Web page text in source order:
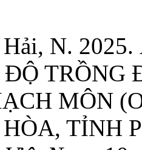
N.
TRỒNG
MÔN
TỈNH